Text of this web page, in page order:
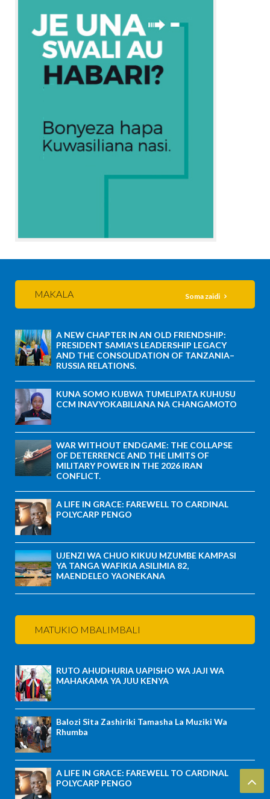
MAKALA Soma zaidi
A NEW CHAPTER IN AN OLD FRIENDSHIP:
PRESIDENT SAMIA'S LEADERSHIP LEGACY
AND THE CONSOLIDATION OF TANZANIA–
RUSSIA RELATIONS.
KUNA SOMO KUBWA TUMELIPATA KUHUSU
CCM INAVYOKABILIANA NA CHANGAMOTO
WAR WITHOUT ENDGAME: THE COLLAPSE
OF DETERRENCE AND THE LIMITS OF
MILITARY POWER IN THE 2026 IRAN
CONFLICT.
A LIFE IN GRACE: FAREWELL TO CARDINAL
POLYCARP PENGO
UJENZI WA CHUO KIKUU MZUMBE KAMPASI
YA TANGA WAFIKIA ASILIMIA 82,
MAENDELEO YAONEKANA
MATUKIO MBALIMBALI
RUTO AHUDHURIA UAPISHO WA JAJI WA
MAHAKAMA YA JUU KENYA
Balozi Sita Zashiriki Tamasha La Muziki Wa
Rhumba
A LIFE IN GRACE: FAREWELL TO CARDINAL
POLYCARP PENGO